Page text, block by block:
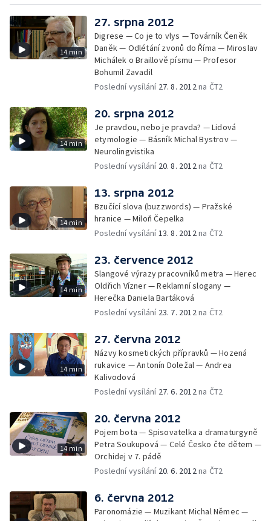
14 min
27. srpna 2012
Digrese — Co je to vlys — Továrník Čeněk
Daněk — Odlétání zvonů do Říma — Miroslav
Michálek o Braillově písmu — Profesor
Bohumil Zavadil
Poslední vysílání 27. 8. 2012 na ČT2
14 min
20. srpna 2012
Je pravdou, nebo je pravda? — Lidová
etymologie — Básník Michal Bystrov —
Neurolingvistika
Poslední vysílání 20. 8. 2012 na ČT2
14 min
13. srpna 2012
Bzučící slova (buzzwords) — Pražské
hranice — Miloň Čepelka
Poslední vysílání 13. 8. 2012 na ČT2
14 min
23. července 2012
Slangové výrazy pracovníků metra — Herec
Oldřich Vízner — Reklamní slogany —
Herečka Daniela Bartáková
Poslední vysílání 23. 7. 2012 na ČT2
14 min
27. června 2012
Názvy kosmetických přípravků — Hozená
rukavice — Antonín Doležal — Andrea
Kalivodová
Poslední vysílání 27. 6. 2012 na ČT2
14 min
20. června 2012
Pojem bota — Spisovatelka a dramaturgyně
Petra Soukupová — Celé Česko čte dětem —
Orchidej v 7. pádě
Poslední vysílání 20. 6. 2012 na ČT2
6. června 2012
Paronomázie — Muzikant Michal Němec —